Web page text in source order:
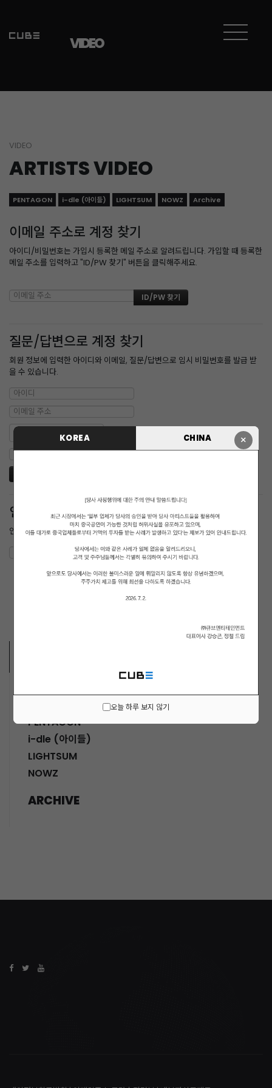
×
KOREA CHINA
오늘 하루 보지 않기
VIDEO
VIDEO
ARTISTS VIDEO
PENTAGON i-dle (아이들) LIGHTSUM NOWZ Archive
이메일 주소로 계정 찾기
아이디/비밀번호는 가입시 등록한 메일 주소로 알려드립니다. 가입할 때 등록한
메일 주소를 입력하고 "ID/PW 찾기" 버튼을 클릭해주세요.
질문/답변으로 계정 찾기
회원 정보에 입력한 아이디와 이메일, 질문/답변으로 임시 비밀번호를 발급 받
을 수 있습니다.
인증메일 재발송
인증 메일을 받지 못한 경우 다시 받을 수 있습니다.
MUSICIANS
PENTAGON
i-dle (아이들)
LIGHTSUM
NOWZ
ARCHIVE